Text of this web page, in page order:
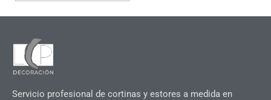
Servicio profesional de cortinas y estores a medida en